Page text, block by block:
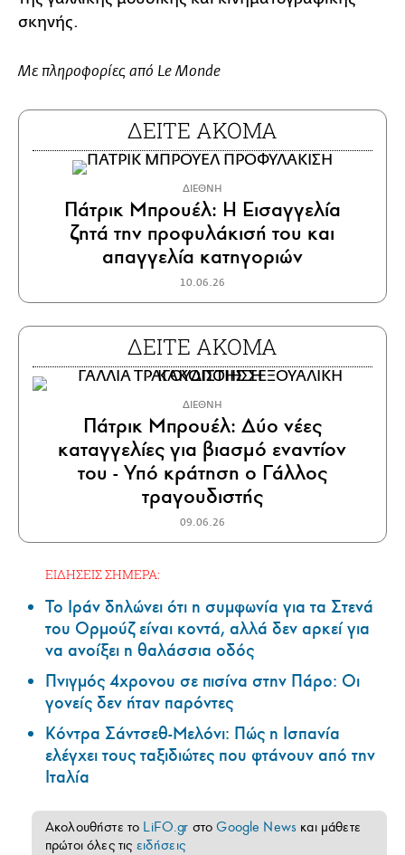
σκηνής.
Με πληροφορίες από Le Monde
ΔΕΙΤΕ ΑΚΟΜΑ
ΔΙΕΘΝΗ
Πάτρικ Μπρουέλ: Η Εισαγγελία
ζητά την προφυλάκισή του και
απαγγελία κατηγοριών
10.06.26
ΔΕΙΤΕ ΑΚΟΜΑ
ΔΙΕΘΝΗ
Πάτρικ Μπρουέλ: Δύο νέες
καταγγελίες για βιασμό εναντίον
του - Υπό κράτηση ο Γάλλος
τραγουδιστής
09.06.26
ΕΙΔΗΣΕΙΣ ΣΗΜΕΡΑ:
Το Ιράν δηλώνει ότι η συμφωνία για τα Στενά
του Ορμούζ είναι κοντά, αλλά δεν αρκεί για
να ανοίξει η θαλάσσια οδός
Πνιγμός 4χρονου σε πισίνα στην Πάρο: Οι
γονείς δεν ήταν παρόντες
Κόντρα Σάντσεθ-Μελόνι: Πώς η Ισπανία
ελέγχει τους ταξιδιώτες που φτάνουν από την
Ιταλία
Ακολουθήστε το LiFO.gr στοGoogle News και μάθετε
πρώτοι όλες τις ειδήσεις